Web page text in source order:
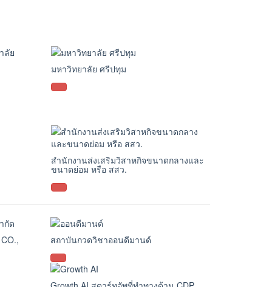
มหาวิทยาลัย ศรีปทุม
สำนักงานส่งเสริมวิสาหกิจขนาดกลางและ
ขนาดย่อม หรือ สสว.
สถาบันกวดวิชาออนดีมานด์